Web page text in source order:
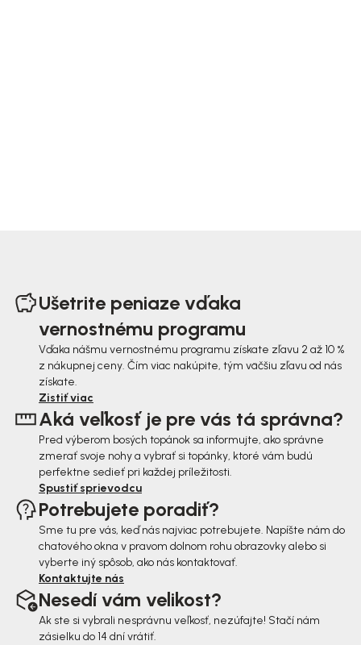
Ušetrite peniaze vďaka
vernostnému programu
Vďaka nášmu vernostnému programu získate zľavu 2 až 10 %
z nákupnej ceny. Čím viac nakúpite, tým väčšiu zľavu od nás
získate.
Zistiť viac
Aká veľkosť je pre vás tá správna?
Pred výberom bosých topánok sa informujte, ako správne
zmerať svoje nohy a vybrať si topánky, ktoré vám budú
perfektne sedieť pri každej príležitosti.
Spustiť sprievodcu
Potrebujete poradiť?
Sme tu pre vás, keď nás najviac potrebujete. Napíšte nám do
chatového okna v pravom dolnom rohu obrazovky alebo si
vyberte iný spôsob, ako nás kontaktovať.
Kontaktujte nás
Nesedí vám velikost?
Ak ste si vybrali nesprávnu veľkosť, nezúfajte! Stačí nám
zásielku do 14 dní vrátiť.